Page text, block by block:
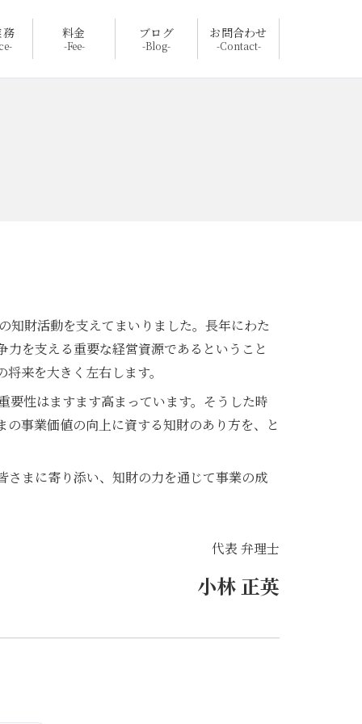
務 料金
-Fee-
ブログ
-Blog-
お問合わせ
-Contact-
知財活動を支えてまいりました。長年にわた
を支える重要な経営資源であるということ
来を大きく左右します。
性はますます高まっています。そうした時
事業価値の向上に資する知財のあり方を、と
まに寄り添い、知財の力を通じて事業の成
代表 弁理士
小林 正英